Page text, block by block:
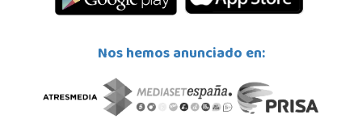
Nos hemos anunciado en: